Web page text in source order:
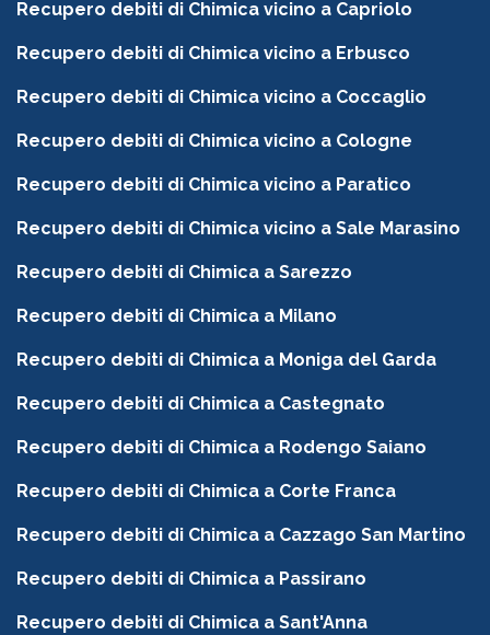
Recupero debiti di Chimica vicino a Capriolo
Recupero debiti di Chimica vicino a Erbusco
Recupero debiti di Chimica vicino a Coccaglio
Recupero debiti di Chimica vicino a Cologne
Recupero debiti di Chimica vicino a Paratico
Recupero debiti di Chimica vicino a Sale Marasino
Recupero debiti di Chimica a Sarezzo
Recupero debiti di Chimica a Milano
Recupero debiti di Chimica a Moniga del Garda
Recupero debiti di Chimica a Castegnato
Recupero debiti di Chimica a Rodengo Saiano
Recupero debiti di Chimica a Corte Franca
Recupero debiti di Chimica a Cazzago San Martino
Recupero debiti di Chimica a Passirano
Recupero debiti di Chimica a Sant'Anna